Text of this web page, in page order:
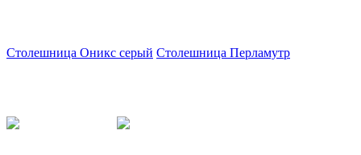
Столешница Оникс серый Столешница Перламутр